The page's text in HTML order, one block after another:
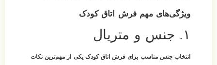
ویژگی‌های مهم فرش اتاق کودک
۱. جنس و متریال
انتخاب جنس مناسب برای فرش اتاق کودک یکی از مهم‌ترین نکات